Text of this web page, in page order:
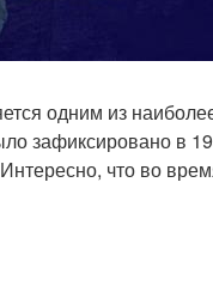
одним из
зафиксировано в
что во